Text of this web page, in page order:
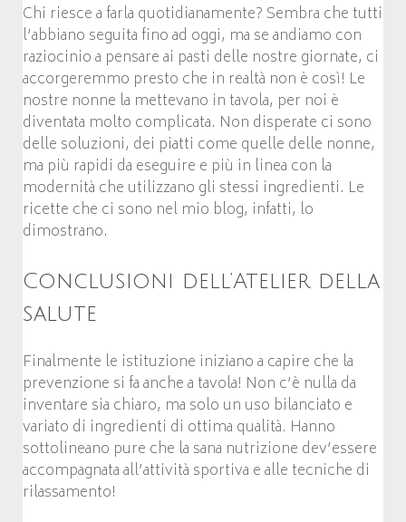
Chi riesce a farla quotidianamente? Sembra che tutti
l’abbiano seguita fino ad oggi, ma se andiamo con
raziocinio a pensare ai pasti delle nostre giornate, ci
accorgeremmo presto che in realtà non è così! Le
nostre nonne la mettevano in tavola, per noi è
diventata molto complicata. Non disperate ci sono
delle soluzioni, dei piatti come quelle delle nonne,
ma più rapidi da eseguire e più in linea con la
modernità che utilizzano gli stessi ingredienti. Le
ricette che ci sono nel mio blog, infatti, lo
dimostrano.
Conclusioni dell’Atelier della
salute
Finalmente le istituzione iniziano a capire che la
prevenzione si fa anche a tavola! Non c’è nulla da
inventare sia chiaro, ma solo un uso bilanciato e
variato di ingredienti di ottima qualità. Hanno
sottolineano pure che la sana nutrizione dev’essere
accompagnata all’attività sportiva e alle tecniche di
rilassamento!